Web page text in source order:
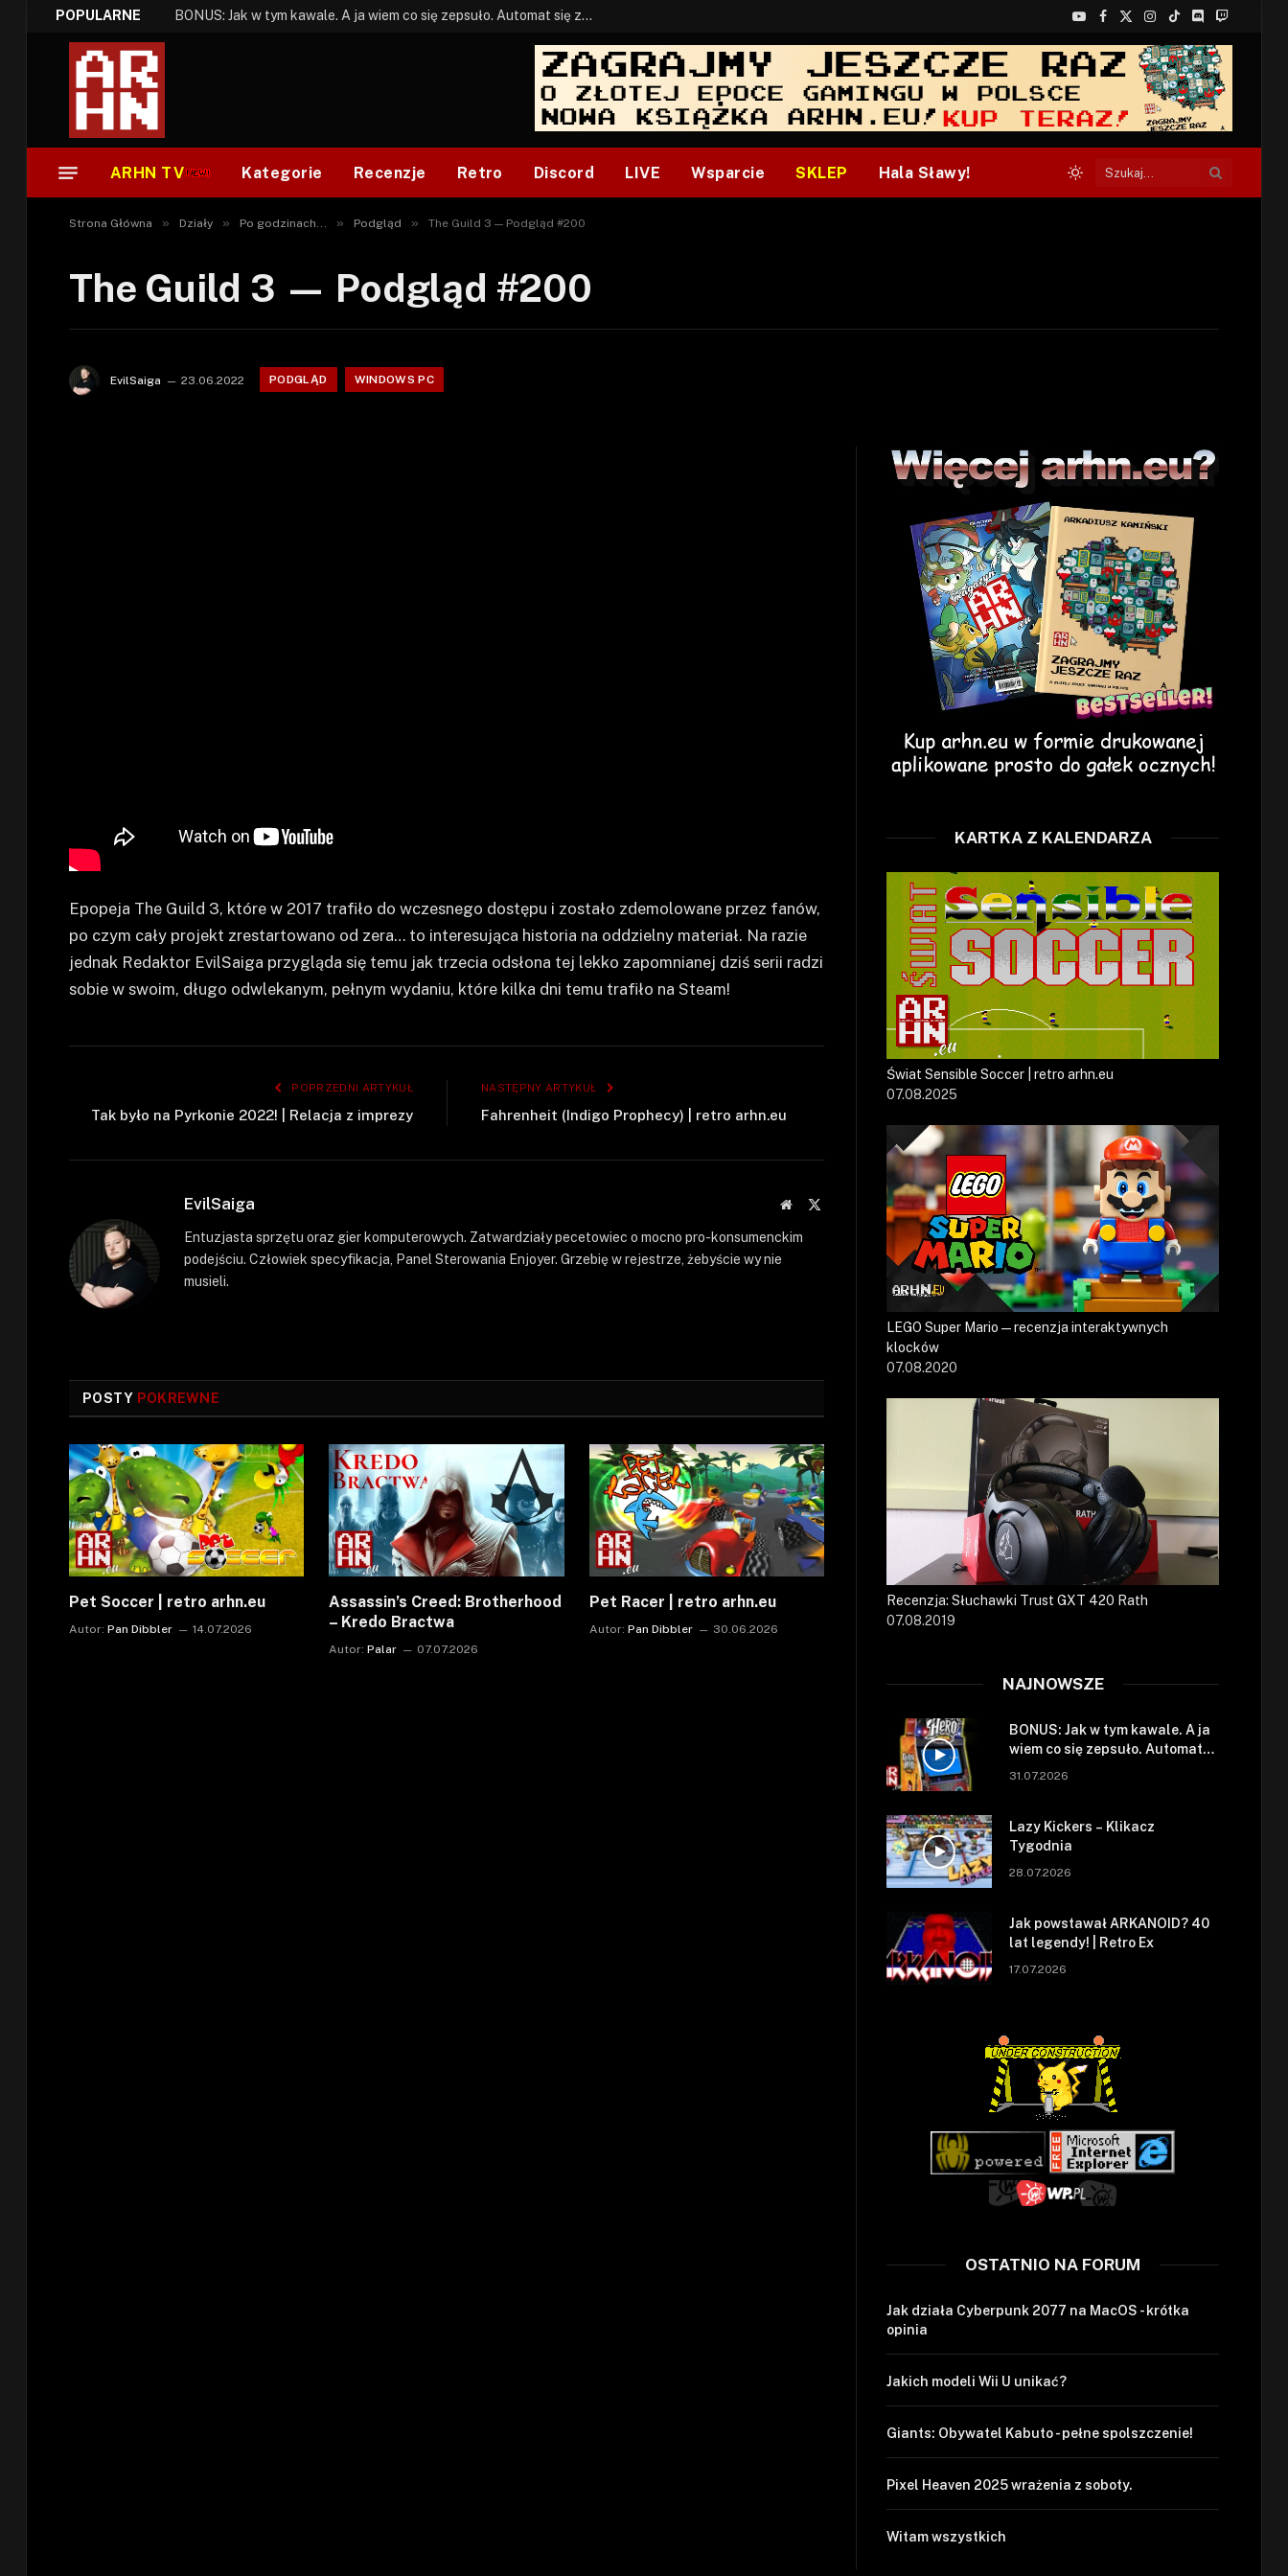
POPULARNE BONUS: Jak w tym kawale. A ja wiem co się zepsuło. Automat się zepsuł.
YouTube
Facebook
X
(Twitter)
Instagram
TikTokDiscordTwitch
ARHN TV Kategorie Recenzje Retro Discord LIVE Wsparcie SKLEP Hala Sławy!
Strona Główna » Działy » Po godzinach... » Podgląd » The Guild 3 — Podgląd #200
The Guild 3 — Podgląd #200
EvilSaiga 23.06.2022 PODGLĄD WINDOWS PC
Epopeja The Guild 3, które w 2017 trafiło do wczesnego dostępu i zostało zdemolowane przez fanów,
po czym cały projekt zrestartowano od zera… to interesująca historia na oddzielny materiał. Na razie
jednak Redaktor EvilSaiga przygląda się temu jak trzecia odsłona tej lekko zapomnianej dziś serii radzi
sobie w swoim, długo odwlekanym, pełnym wydaniu, które kilka dni temu trafiło na Steam!
POPRZEDNI ARTYKUŁ
Tak było na Pyrkonie 2022! | Relacja z imprezy
NASTĘPNY ARTYKUŁ
Fahrenheit (Indigo Prophecy) | retro arhn.eu
EvilSaiga
Strona
Entuzjasta sprzętu oraz gier komputerowych. Zatwardziały pecetowiec o mocno pro-konsumenckim
podejściu. Człowiek specyfikacja, Panel Sterowania Enjoyer. Grzebię w rejestrze, żebyście wy nie
musieli.
POSTY POKREWNE
Pet Soccer | retro arhn.eu
Autor: Pan Dibbler 14.07.2026
Assassin’s Creed: Brotherhood
– Kredo Bractwa
Autor: Palar 07.07.2026
Pet Racer | retro arhn.eu
Autor: Pan Dibbler 30.06.2026
KARTKA Z KALENDARZA
Świat Sensible Soccer | retro arhn.eu
07.08.2025
LEGO Super Mario — recenzja interaktywnych
klocków
07.08.2020
Recenzja: Słuchawki Trust GXT 420 Rath
07.08.2019
NAJNOWSZE
BONUS: Jak w tym kawale. A ja
wiem co się zepsuło. Automat
się zepsuł.
31.07.2026
Lazy Kickers – Klikacz
Tygodnia
28.07.2026
Jak powstawał ARKANOID? 40
lat legendy! | Retro Ex
17.07.2026
OSTATNIO NA FORUM
Jak działa Cyberpunk 2077 na MacOS - krótka
opinia
Jakich modeli Wii U unikać?
Giants: Obywatel Kabuto - pełne spolszczenie!
Pixel Heaven 2025 wrażenia z soboty.
Witam wszystkich